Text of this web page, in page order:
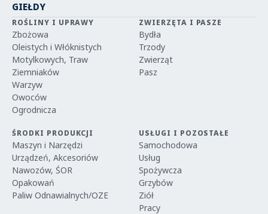
GIEŁDY
ROŚLINY I UPRAWY
Zbożowa
Oleistych i Włóknistych
Motylkowych, Traw
Ziemniaków
Warzyw
Owoców
Ogrodnicza
ZWIERZĘTA I PASZE
Bydła
Trzody
Zwierząt
Pasz
ŚRODKI PRODUKCJI
Maszyn i Narzędzi
Urządzeń, Akcesoriów
Nawozów, ŚOR
Opakowań
Paliw Odnawialnych/OZE
USŁUGI I POZOSTAŁE
Samochodowa
Usług
Spożywcza
Grzybów
Ziół
Pracy